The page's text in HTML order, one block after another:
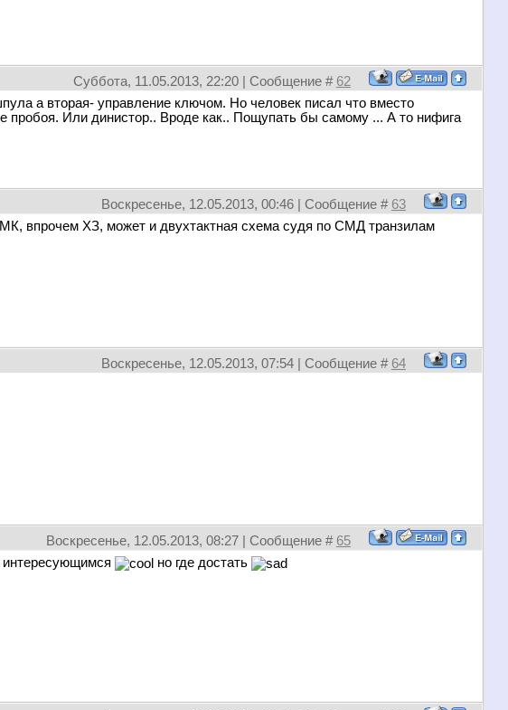
Суббота, 11.05.2013, 22:20 | Сообщение # 62
а вторая- управление ключом. Но человек писал что вместо
пробоя. Или динистор.. Вроде как.. Пощупать бы самому ... А то нифига
Воскресенье, 12.05.2013, 00:46 | Сообщение # 63
впрочем ХЗ, может и двухтактная схема судя по СМД транзилам
Воскресенье, 12.05.2013, 07:54 | Сообщение # 64
Воскресенье, 12.05.2013, 08:27 | Сообщение # 65
интересующимся но где достать